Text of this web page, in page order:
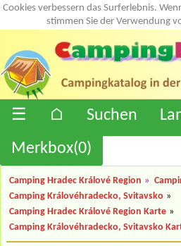
Cookies verbessern das Surferlebnis.
stimmen Sie der Verwendung
☰ ⌂ Suchen
Merkbox(0)
Camping Hradec Králové Region »
Camping Královéhradecko, Svitavsko »
Camping Hradec Králové Region Karte »
Camping Královéhradecko, Svitavsko